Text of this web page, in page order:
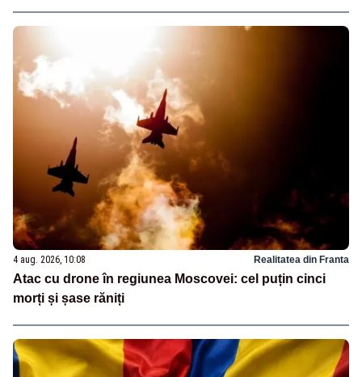
4 aug. 2026, 10:08 Realitatea din Franta
Atac cu drone în regiunea Moscovei: cel puțin cinci
morți și șase răniți